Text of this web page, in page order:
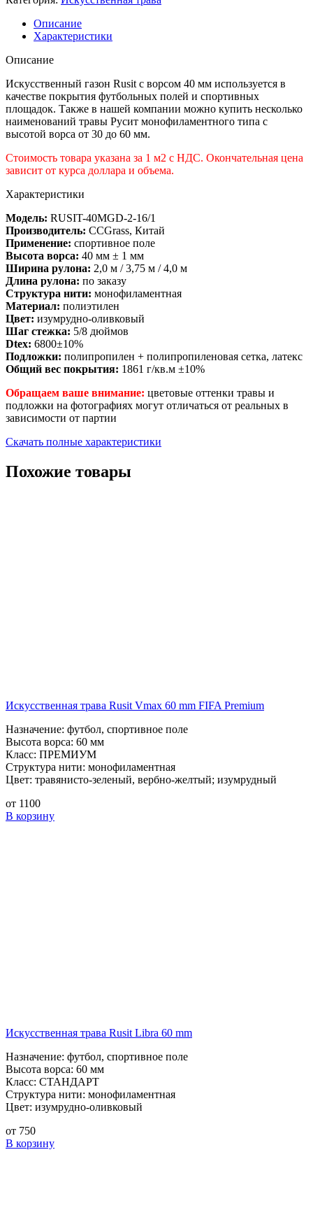
Описание
Характеристики
Описание
Искусственный газон Rusit с ворсом 40 мм используется в
качестве покрытия футбольных полей и спортивных
площадок. Также в нашей компании можно купить несколько
наименований травы Русит монофиламентного типа с
высотой ворса от 30 до 60 мм.
Стоимость товара указана за 1 м2 с НДС. Окончательная цена
зависит от курса доллара и объема.
Характеристики
Модель: RUSIT-40MGD-2-16/1
Производитель: CCGrass, Китай
Применение: спортивное поле
Высота ворса: 40 мм ± 1 мм
Ширина рулона: 2,0 м / 3,75 м / 4,0 м
Длина рулона: по заказу
Структура нити: монофиламентная
Материал: полиэтилен
Цвет: изумрудно-оливковый
Шаг стежка: 5/8 дюймов
Dtex: 6800±10%
Подложки: полипропилен + полипропиленовая сетка, латекс
Общий вес покрытия: 1861 г/кв.м ±10%
Обращаем ваше внимание: цветовые оттенки травы и
подложки на фотографиях могут отличаться от реальных в
зависимости от партии
Скачать полные характеристики
Похожие товары
Искусственная трава Rusit Vmax 60 mm FIFA Premium
Назначение: футбол, спортивное поле
Высота ворса: 60 мм
Класс: ПРЕМИУМ
Структура нити: монофиламентная
Цвет: травянисто-зеленый, вербно-желтый; изумрудный
от 1100
В корзину
Искусственная трава Rusit Libra 60 mm
Назначение: футбол, спортивное поле
Высота ворса: 60 мм
Класс: СТАНДАРТ
Структура нити: монофиламентная
Цвет: изумрудно-оливковый
от 750
В корзину